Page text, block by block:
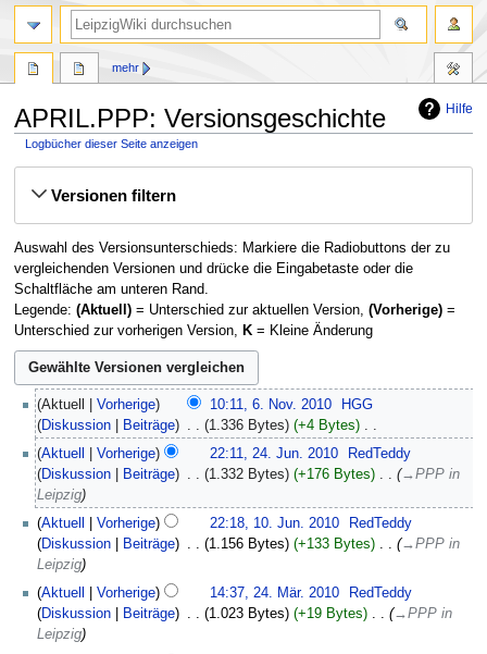
Hilfe
APRIL.PPP: Versionsgeschichte
Logbücher dieser Seite anzeigen
Navigation
SucheVersionen filtern
Auswahl des Versionsunterschieds: Markiere die Radiobuttons der zu
vergleichenden Versionen und drücke die Eingabetaste oder die
Schaltfläche am unteren Rand.
Legende: (Aktuell)= Unterschied zur aktuellen Version, (Vorherige)=
Unterschied zur vorherigen Version, K= Kleine Änderung
November
2010
Aktuell Vorherige 10:11, 6. Nov. 2010
HGG
Diskussion
Beiträge 1.336 Bytes +4 Bytes ‎
K
e
n
e
B
e
a
r
b
Juni
2010
Aktuell Vorherige 22:11, 24. Jun. 2010
RedTeddy
Diskussion
Beiträge 1.332 Bytes +176 Bytes ‎
→‎PPP in
Leipzig
10.
Juni
2010
Aktuell Vorherige 22:18, 10. Jun. 2010
RedTeddy
Diskussion
Beiträge 1.156 Bytes +133 Bytes ‎
→‎PPP in
Leipzig
24.
März
2010
Aktuell Vorherige 14:37, 24. Mär. 2010
RedTeddy
Diskussion
Beiträge 1.023 Bytes +19 Bytes ‎
→‎PPP in
Leipzig
mehr